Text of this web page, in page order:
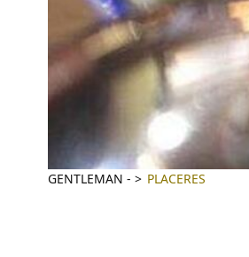
GENTLEMAN - PLACERES